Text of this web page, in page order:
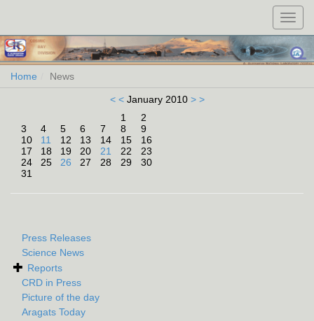
Home News
< < January 2010> >
1
2
3
4 5 6 7 8
9
10
11 12 13 14 15
16
17
18 19 20 21 22
23
24
25 26 27 28 29
30
31
Press Releases
Science News
Reports
CRD in Press
Picture of the day
Aragats Today